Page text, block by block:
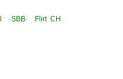
·SBB· Flirt CH